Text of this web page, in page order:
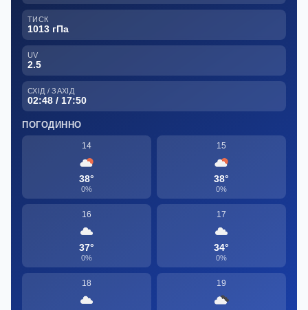
ТИСК
1013 гПа
UV
2.5
СХІД / ЗАХІД
02:48 / 17:50
ПОГОДИННО
14
38°
0%
15
38°
0%
16
37°
0%
17
34°
0%
18 19